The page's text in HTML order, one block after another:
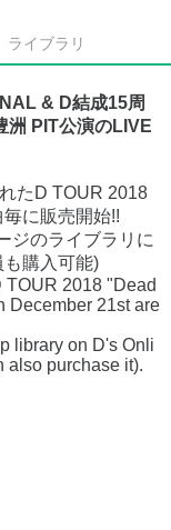
ライブラリ
& D結成15周
洲 PIT公演のLIVE
たD TOUR 2018
に販売開始!!
ジのライブラリに
購入可能)
TOUR 2018 "Dead
December 21st are
library on D's Onli
also purchase it).